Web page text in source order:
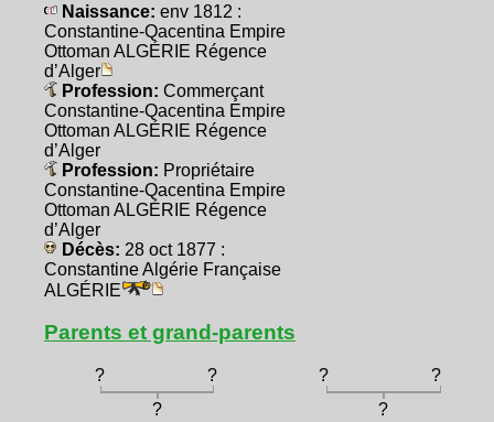
Naissance: env 1812 :
Constantine-Qacentina Empire
Ottoman ALGÉRIE Régence
d’Alger
Profession: Commerçant
Constantine-Qacentina Empire
Ottoman ALGÉRIE Régence
d’Alger
Profession: Propriétaire
Constantine-Qacentina Empire
Ottoman ALGÉRIE Régence
d’Alger
Décès: 28 oct 1877 :
Constantine Algérie Française
ALGÉRIE
Parents et grand-parents
? ? ?
?
?
?